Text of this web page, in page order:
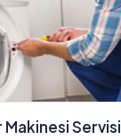
Servisi